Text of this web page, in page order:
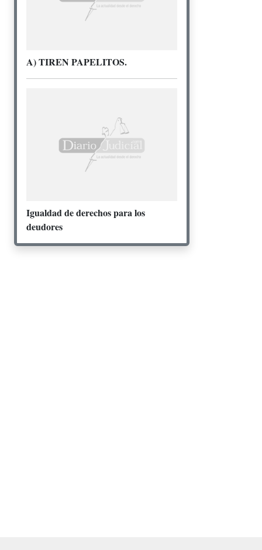
A) TIREN PAPELITOS.
Igualdad de derechos para los
deudores